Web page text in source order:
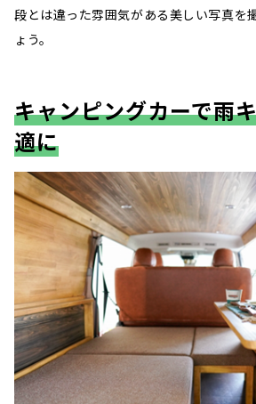
段とは違った雰囲気がある美しい写真を
ょう。
キャンピングカーで雨
適に